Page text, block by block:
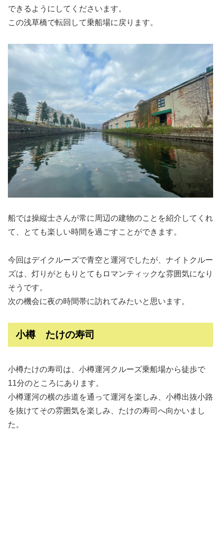
できるようにしてくださいます。
この浅草橋で転回して乗船場に戻ります。
船では操縦士さんが常に周辺の建物のことを紹介してくれ
て、とても楽しい時間を過ごすことができます。
今回はデイクルーズで青空と運河でしたが、ナイトクルー
ズは、灯りがともりとてもロマンティックな雰囲気になり
そうです。
次の機会に夜の時間帯に訪れてみたいと思います。
小樽 たけの寿司
小樽たけの寿司は、小樽運河クルーズ乗船場から徒歩で
11分のところにあります。
小樽運河の横の歩道を通って運河を楽しみ、小樽出抜小路
を抜けてその雰囲気を楽しみ、たけの寿司へ向かいまし
た。